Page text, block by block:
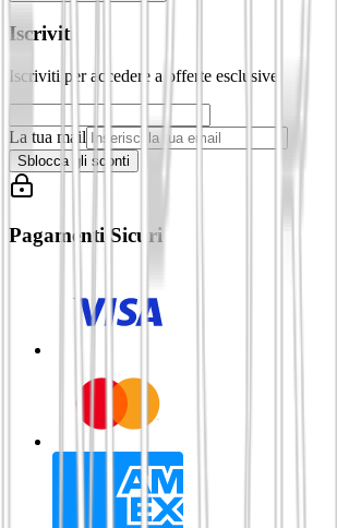
Iscriviti
Iscriviti per accedere a offerte esclusive
La tua mail
Sblocca gli sconti
Pagamenti Sicuri